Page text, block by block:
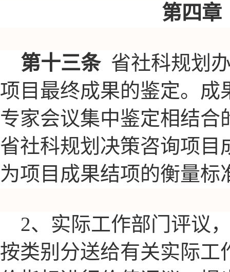
第四章
第十三条 省社科规划
项目最终成果的鉴定。成
专家会议集中鉴定相结合
省社科规划决策咨询项 目
为项目成果结项的衡量标
2、实际工作部门评议
按类别分送给有关实际工